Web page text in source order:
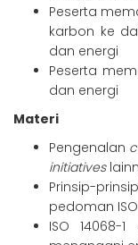
Peserta
karbon ke
dan energi
Peserta
dan energi
Materi
Pengenalan
initiatives
Prinsip-
pedoman ISO
ISO 14068-